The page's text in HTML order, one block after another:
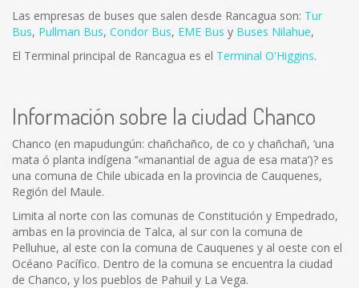
Las empresas de buses que salen desde Rancagua son: Tur
Bus, Pullman Bus, Condor Bus, EME Bus y Buses Nilahue,
El Terminal principal de Rancagua es el Terminal O'Higgins.
Información sobre la ciudad Chanco
Chanco (en mapudungún: chañchañco, de co y chañchañ, ‘una
mata ó planta indígena ’‘«manantial de agua de esa mata’)? es
una comuna de Chile ubicada en la provincia de Cauquenes,
Región del Maule.
Limita al norte con las comunas de Constitución y Empedrado,
ambas en la provincia de Talca, al sur con la comuna de
Pelluhue, al este con la comuna de Cauquenes y al oeste con el
Océano Pacífico. Dentro de la comuna se encuentra la ciudad
de Chanco, y los pueblos de Pahuil y La Vega.